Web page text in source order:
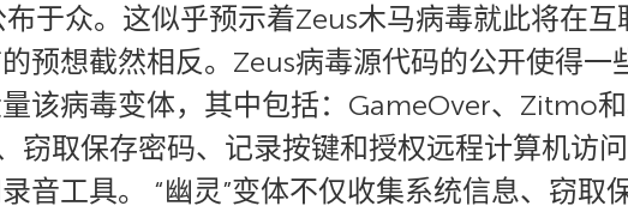
于众。这似乎预示着Zeus木马病毒就此将在互
预想截然相反。Zeus病毒源代码的公开使得一
该病毒变体，其中包括：GameOver、Zitmo和
窃取保存密码、记录按键和授权远程计算机访
音工具。 “幽灵”变体不仅收集系统信息、窃取